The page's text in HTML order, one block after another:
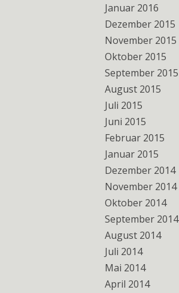
Januar 2016
Dezember 2015
November 2015
Oktober 2015
September 2015
August 2015
Juli 2015
Juni 2015
Februar 2015
Januar 2015
Dezember 2014
November 2014
Oktober 2014
September 2014
August 2014
Juli 2014
Mai 2014
April 2014